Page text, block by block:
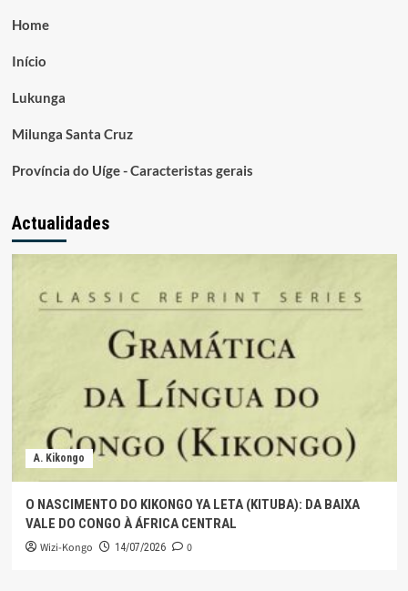
Home
Início
Lukunga
Milunga Santa Cruz
Província do Uíge - Caracteristas gerais
Actualidades
A. Kikongo
O NASCIMENTO DO KIKONGO YA LETA (KITUBA): DA BAIXA
VALE DO CONGO À ÁFRICA CENTRAL
Wizi-Kongo 14/07/2026 0